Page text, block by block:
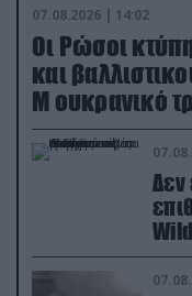
07.08.2026 | 14:02
Οι Ρώσοι
και
M ουκρανικό
εξοπλισμό
Δεν